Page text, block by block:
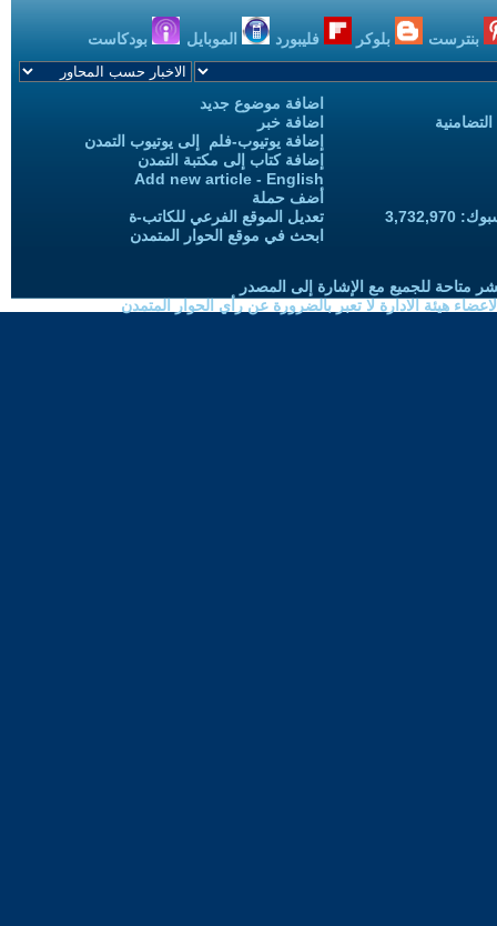
بنترست بلوكر فليبورد الموبايل بودكاست
اضافة موضوع جديد
اضافة خبر
إضافة يوتيوب-فلم إلى يوتيوب التمدن
إضافة كتاب إلى مكتبة التمدن
Add new article - English
أضف حملة
تعديل الموقع الفرعي للكاتب-ة
ابحث في موقع الحوار المتمدن
متاحة للجميع مع الإشارة إلى المصدر
هيئة الادارة لا تعبر بالضرورة عن رأي الحوار المتمدن